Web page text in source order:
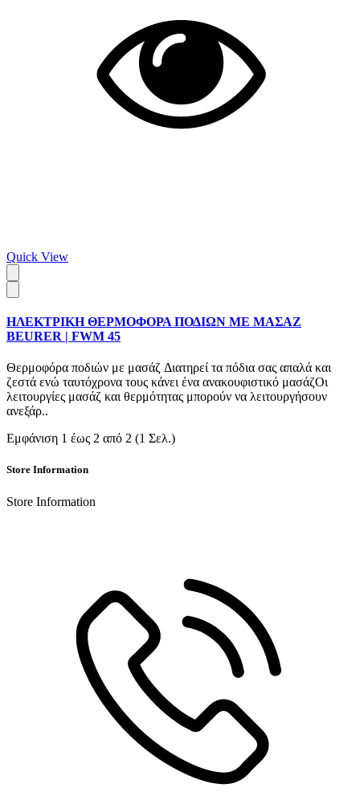
Quick View
ΗΛΕΚΤΡΙΚΗ ΘΕΡΜΟΦΟΡΑ ΠΟΔΙΩΝ ΜΕ ΜΑΣΑΖ
BEURER | FWM 45
Θερμοφόρα ποδιών με μασάζ Διατηρεί τα πόδια σας απαλά και
ζεστά ενώ ταυτόχρονα τους κάνει ένα ανακουφιστικό μασάζΟι
λειτουργίες μασάζ και θερμότητας μπορούν να λειτουργήσουν
ανεξάρ..
Εμφάνιση 1 έως 2 από 2 (1 Σελ.)
Store Information
Store Information